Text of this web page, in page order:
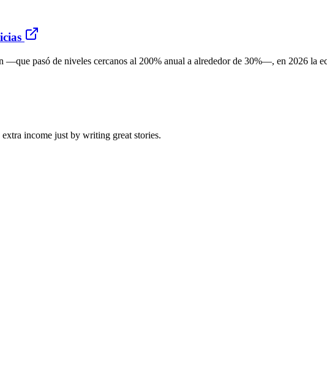
pasó de niveles cercanos al 200% anual a alrededor de 30%—, en 2026 la
income just by writing great stories.